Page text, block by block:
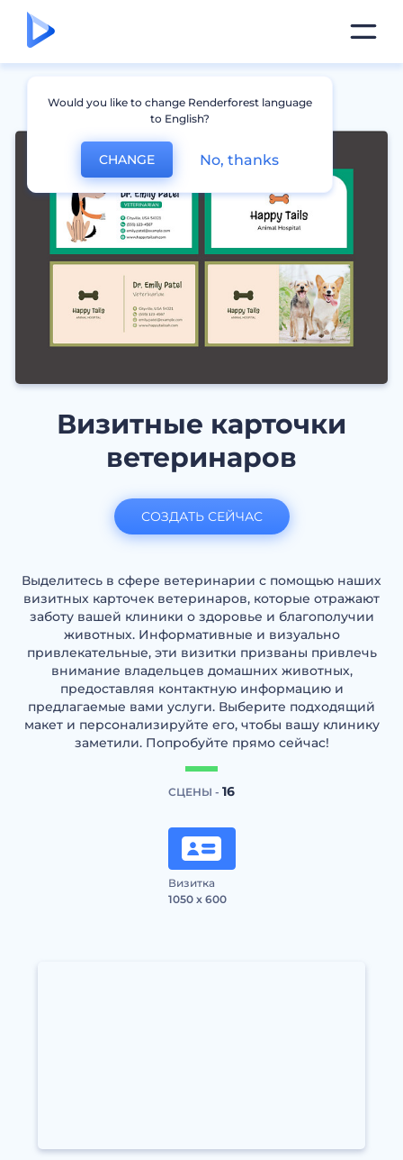
Визитные карточки
ветеринаров
Выделитесь в сфере ветеринарии с помощью наших
визитных карточек ветеринаров, которые отражают
заботу вашей клиники о здоровье и благополучии
животных. Информативные и визуально
привлекательные, эти визитки призваны привлечь
внимание владельцев домашних животных,
предоставляя контактную информацию и
предлагаемые вами услуги. Выберите подходящий
макет и персонализируйте его, чтобы вашу клинику
заметили. Попробуйте прямо сейчас!
СЦЕНЫ - 16
Визитка
1050 x 600
СОЗДАТЬ СЕЙЧАС
Would you like to change Renderforest language
to English?
CHANGE No, thanks